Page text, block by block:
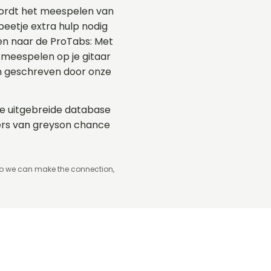
het meespelen van
extra hulp nodig
naar de ProTabs: Met
op je gitaar
geschreven door onze
uitgebreide database
van greyson chance
we can make the connection,